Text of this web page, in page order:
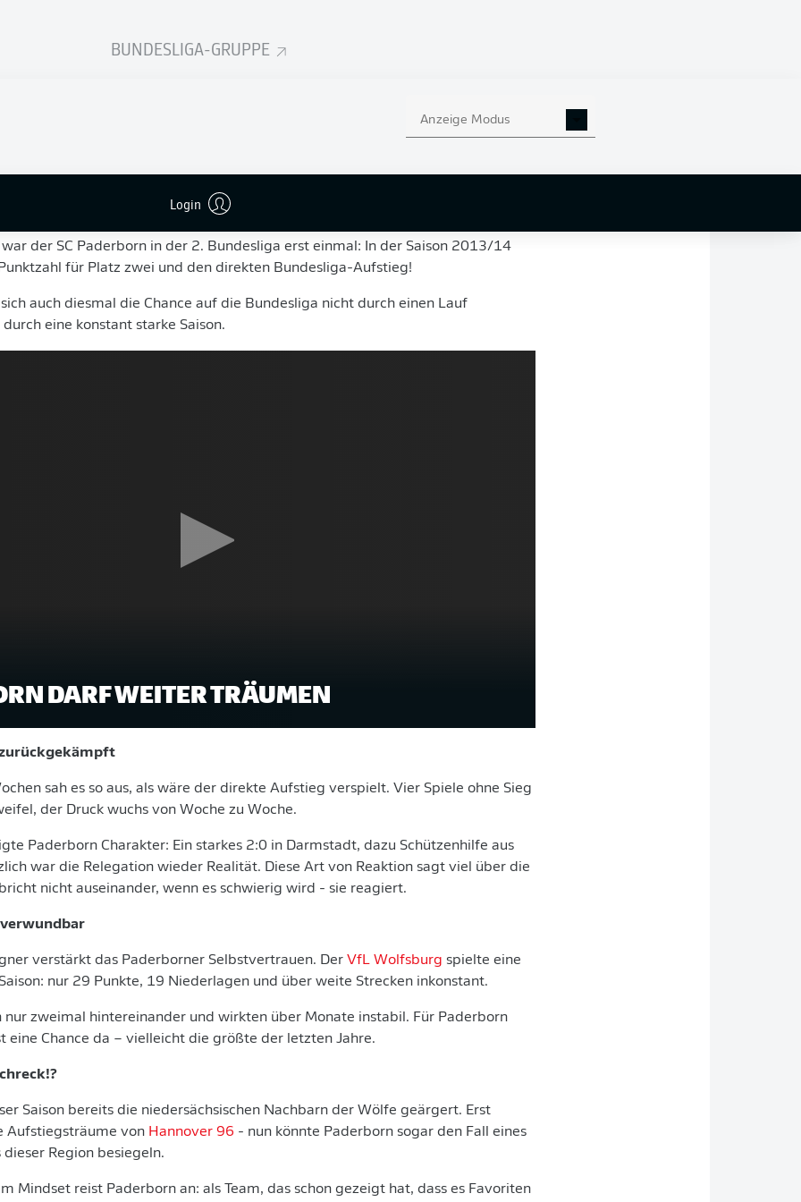
BUNDESLIGA-GRUPPE
Anzeige Modus
Login
anfühlen. 2009 gelang bereits mit zwei knappen 1:0-Siegen gegen den
Relegation der Aufstieg von der 3. Liga in die 2. Bundesliga.
einen Club und geben das Gefühl: Wir können solche Momente überstehen.
der SC Paderborn in der 2. Bundesliga erst einmal: In der Saison 2013/14
für Platz zwei und den direkten Bundesliga-Aufstieg!
auch diesmal die Chance auf die Bundesliga nicht durch einen Lauf
eine konstant starke Saison.
DARF WEITER TRÄUMEN
zurückgekämpft
sah es so aus, als wäre der direkte Aufstieg verspielt. Vier Spiele ohne Sieg
der Druck wuchs von Woche zu Woche.
Paderborn Charakter: Ein starkes 2:0 in Darmstadt, dazu Schützenhilfe aus
war die Relegation wieder Realität. Diese Art von Reaktion sagt viel über die
nicht auseinander, wenn es schwierig wird - sie reagiert.
verstärkt das Paderborner Selbstvertrauen. Der VfL Wolfsburg spielte eine
nur 29 Punkte, 19 Niederlagen und über weite Strecken inkonstant.
nur zweimal hintereinander und wirkten über Monate instabil. Für Paderborn
eine Chance da – vielleicht die größte der letzten Jahre.
Saison bereits die niedersächsischen Nachbarn der Wölfe geärgert. Erst
Aufstiegsträume von Hannover 96 - nun könnte Paderborn sogar den Fall eines
Region besiegeln.
Mindset reist Paderborn an: als Team, das schon gezeigt hat, dass es Favoriten